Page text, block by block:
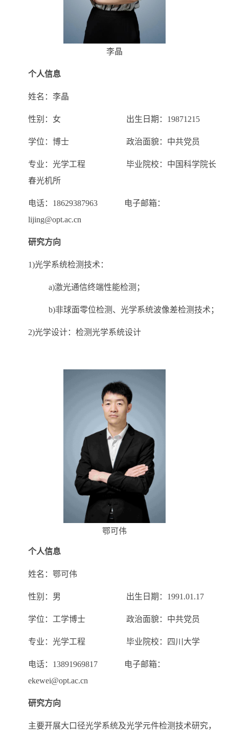
李晶
个人信息
姓名：李晶
性别：女 出生日期：19871215
学位：博士 政治面貌：中共党员
专业：光学工程 毕业院校：中国科学院长
春光机所
电话：18629387963 电子邮箱：
lijing@opt.ac.cn
研究方向
1)光学系统检测技术：
a)激光通信终端性能检测；
b)非球面零位检测、光学系统波像差检测技术；
2)光学设计：检测光学系统设计
鄂可伟
个人信息
姓名：鄂可伟
性别：男 出生日期：1991.01.17
学位：工学博士 政治面貌：中共党员
专业：光学工程 毕业院校：四川大学
电话：13891969817 电子邮箱：
ekewei@opt.ac.cn
研究方向
主要开展大口径光学系统及光学元件检测技术研究，